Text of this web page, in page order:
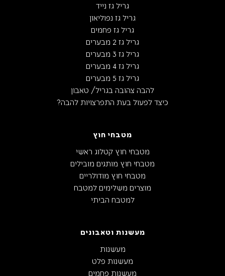
גריל גז נייד
גריל גז נפוליאון
גריל גז פחמים
גריל גז 2 מבערים
גריל גז 3 מבערים
גריל גז 4 מבערים
גריל גז 5 מבערים
להבה צהובה בגריל/ טאבון
כיצד לפעול בעת התפרצויות להבה?
מטבחי חוץ
מטבחי חוץ קטלוג ראשי
מטבחי חוץ מותגים מובילים
מטבחי חוץ מודולריים
מוצרים משלימים למטבח
למטבח הביתי
מעשנות וטאבונים
מעשנות
מעשנות פלט
מעשנות פחמים